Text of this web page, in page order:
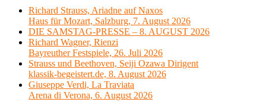
Richard Strauss, Ariadne auf Naxos
Haus für Mozart, Salzburg, 7. August 2026
DIE SAMSTAG-PRESSE – 8. AUGUST 2026
Richard Wagner, Rienzi
Bayreuther Festspiele, 26. Juli 2026
Strauss und Beethoven, Seiji Ozawa Dirigent
klassik-begeistert.de, 8. August 2026
Giuseppe Verdi, La Traviata
Arena di Verona, 6. August 2026